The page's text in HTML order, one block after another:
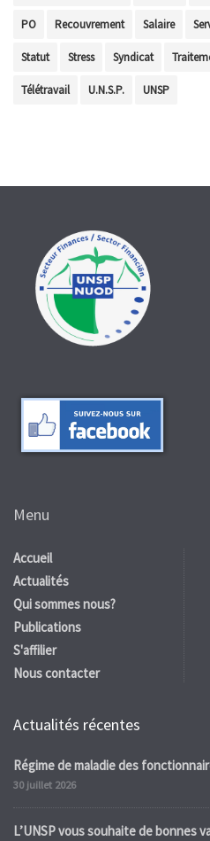
PO Recouvrement Salaire
Statut Stress Syndicat
Télétravail U.N.S.P. UNSP
Menu
Accueil
Actualités
Qui sommes nous?
Publications
S'affilier
Nous contacter
Actualités récentes
Régime de maladie des
30 juillet 2026
L’UNSP vous souhaite de bonnes